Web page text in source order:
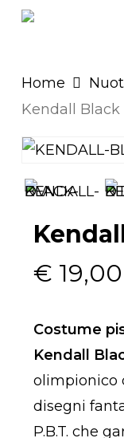
Skip
content
Home
Kendall Black
€ 19,00
Costume
Kendall
olimpionico
disegni
P.B.T. che